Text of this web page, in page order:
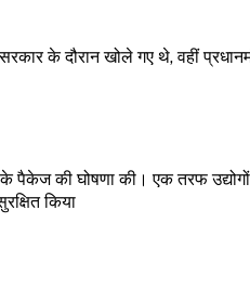
के दौरान खोले गए थे, वहीं
पैकेज की घोषणा की। एक तरफ
किया